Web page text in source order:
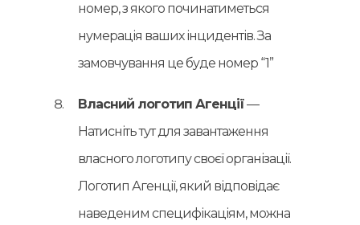
номер, з якого починатиметься
нумерація ваших інцидентів. За
замовчування це буде номер “1”
Власний логотип Агенції—
Натисніть тут для завантаження
власного логотипу своєї організації.
Логотип Агенції, який відповідає
наведеним специфікаціям, можна